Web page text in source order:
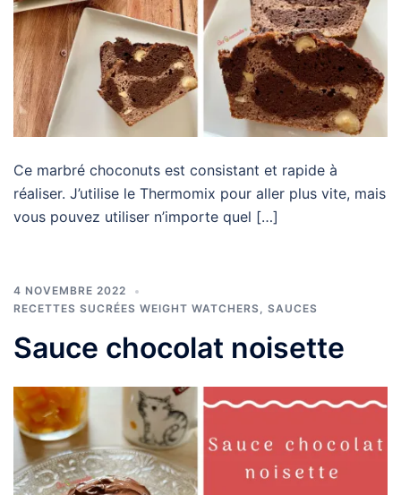
Ce marbré choconuts est consistant et rapide à
réaliser. J’utilise le Thermomix pour aller plus vite, mais
vous pouvez utiliser n’importe quel […]
4 NOVEMBRE 2022
RECETTES SUCRÉES WEIGHT WATCHERS, SAUCES
Sauce chocolat noisette